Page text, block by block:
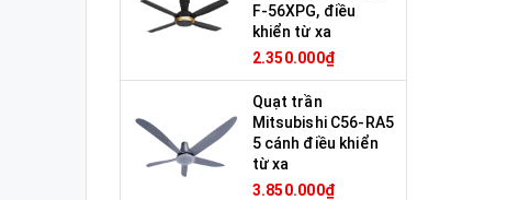
F-56XPG, điều
khiển từ xa
2.350.000₫
Quạt trần
Mitsubishi C56-RA5
5 cánh điều khiển
từ xa
3.850.000₫